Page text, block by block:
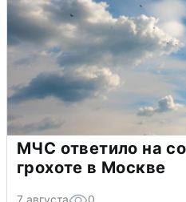
МЧС ответило на
грохоте в Москве
7 августа 0